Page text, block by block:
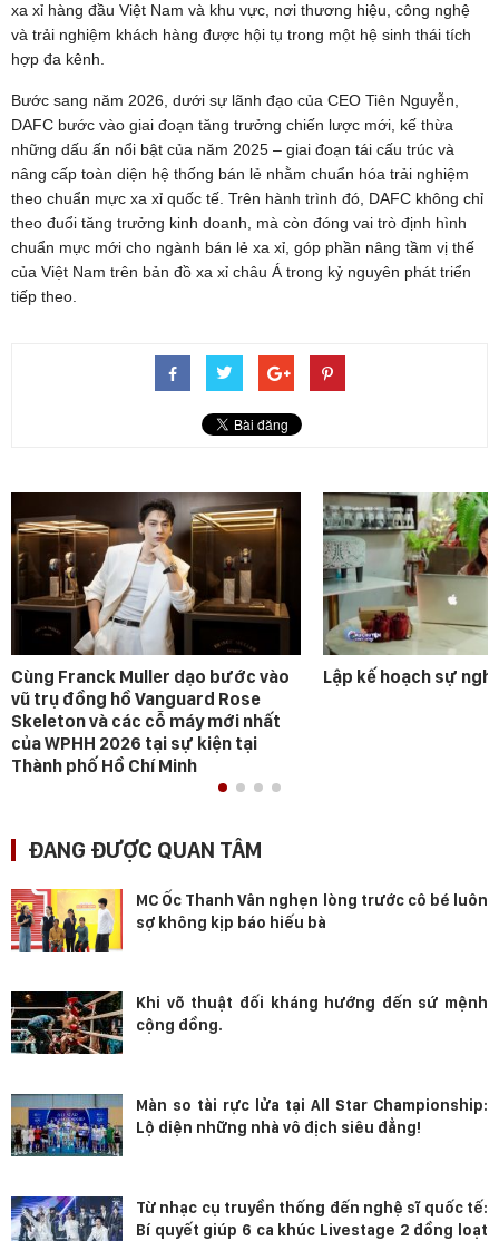
xa xỉ hàng đầu Việt Nam và khu vực, nơi thương hiệu, công nghệ
và trải nghiệm khách hàng được hội tụ trong một hệ sinh thái tích
hợp đa kênh.
Bước sang năm 2026, dưới sự lãnh đạo của CEO Tiên Nguyễn,
DAFC bước vào giai đoạn tăng trưởng chiến lược mới, kế thừa
những dấu ấn nổi bật của năm 2025 – giai đoạn tái cấu trúc và
nâng cấp toàn diện hệ thống bán lẻ nhằm chuẩn hóa trải nghiệm
theo chuẩn mực xa xỉ quốc tế. Trên hành trình đó, DAFC không chỉ
theo đuổi tăng trưởng kinh doanh, mà còn đóng vai trò định hình
chuẩn mực mới cho ngành bán lẻ xa xỉ, góp phần nâng tầm vị thế
của Việt Nam trên bản đồ xa xỉ châu Á trong kỷ nguyên phát triển
tiếp theo.
Cùng Franck Muller dạo bước vào
vũ trụ đồng hồ Vanguard Rose
Skeleton và các cỗ máy mới nhất
của WPHH 2026 tại sự kiện tại
Thành phố Hồ Chí Minh
Lập kế hoạch sự
ĐANG ĐƯỢC QUAN TÂM
MC Ốc Thanh Vân nghẹn lòng trước cô bé luôn
sợ không kịp báo hiếu bà
Khi võ thuật đối kháng hướng đến sứ mệnh
cộng đồng.
Màn so tài rực lửa tại All Star Championship:
Lộ diện những nhà vô địch siêu đẳng!
Từ nhạc cụ truyền thống đến nghệ sĩ quốc tế:
Bí quyết giúp 6 ca khúc Livestage 2 đồng loạt